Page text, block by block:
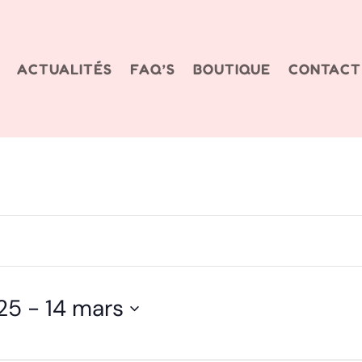
ACTUALITÉS FAQ’S BOUTIQUE CONTACT
- 14 mars